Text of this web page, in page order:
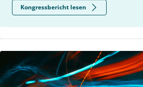
Kongressbericht lesen